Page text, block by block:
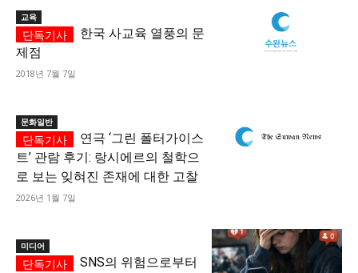
교육
한국 사교육 열풍의 문
제점
2018년 7월 7일
문화일반
연극 ‘그린 폴터가이스
트’ 관람 후기: 랑시에르의 철학으
로 보는 잊혀진 존재에 대한 고찰
2026년 1월 7일
미디어
SNS의 위험으로부터